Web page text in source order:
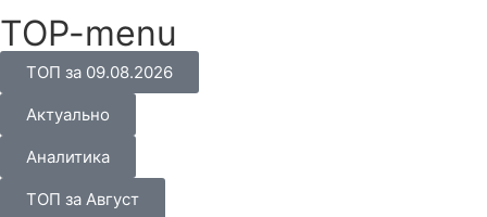
TOP-menu
ТОП за 09.08.2026
Актуально
Аналитика
ТОП за Август